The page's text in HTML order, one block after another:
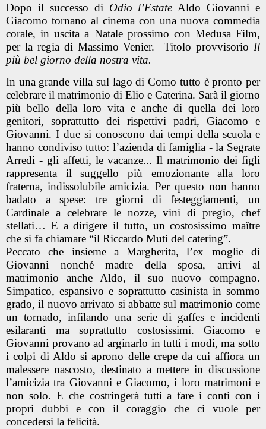
Dopo il successo di Odio l’Estate Aldo Giovanni e
Giacomo tornano al cinema con una nuova commedia
corale, in uscita a Natale prossimo con Medusa Film,
per la regia di Massimo Venier.
Titolo provvisorio Il
più bel giorno della nostra vita.
In una grande villa sul lago di Como tutto è pronto per
celebrare il matrimonio di Elio e Caterina. Sarà il giorno
più bello della loro vita e anche di quella dei loro
genitori, soprattutto dei rispettivi padri, Giacomo e
Giovanni. I due si conoscono dai tempi della scuola e
hanno condiviso tutto: l’azienda di famiglia - la Segrate
Arredi - gli affetti, le vacanze... Il matrimonio dei figli
rappresenta il suggello più emozionante alla loro
fraterna, indissolubile amicizia. Per questo non hanno
badato a spese: tre giorni di festeggiamenti, un
Cardinale a celebrare le nozze, vini di pregio, chef
stellati… E a dirigere il tutto, un costosissimo maître
che si fa chiamare “il Riccardo Muti del catering”.
Peccato che insieme a Margherita, l’ex moglie di
Giovanni nonché madre della sposa, arrivi al
matrimonio anche Aldo, il suo nuovo compagno.
Simpatico, espansivo e soprattutto casinista in sommo
grado, il nuovo arrivato si abbatte sul matrimonio come
un tornado, infilando una serie di gaffes e incidenti
esilaranti ma soprattutto costosissimi. Giacomo e
Giovanni provano ad arginarlo in tutti i modi, ma sotto
i colpi di Aldo si aprono delle crepe da cui affiora un
malessere nascosto, destinato a mettere in discussione
l’amicizia tra Giovanni e Giacomo, i loro matrimoni e
non solo. E che costringerà tutti a fare i conti con i
propri dubbi e con il coraggio che ci vuole per
concedersi la felicità.